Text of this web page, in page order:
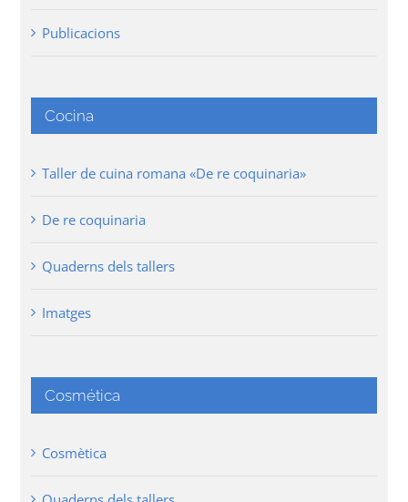
Publicacions
Cocina
Taller de cuina romana «De re coquinaria»
De re coquinaria
Quaderns dels tallers
Imatges
Cosmética
Cosmètica